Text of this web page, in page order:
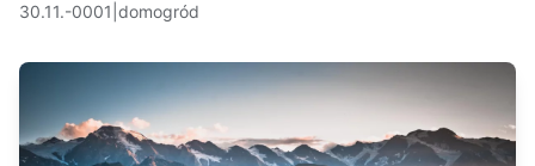
30.11.-0001 domogród